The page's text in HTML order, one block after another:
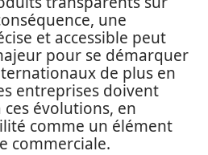
une
et accessible peut
pour se démarquer
de plus en
entreprises doivent
évolutions, en
comme un élément
commerciale.